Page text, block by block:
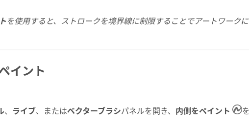
を使用すると、ストロークを境界線に制限することでアートワーク
イント
、 ライブ、またはベクターブラシパネルを開き、 内側をペイント